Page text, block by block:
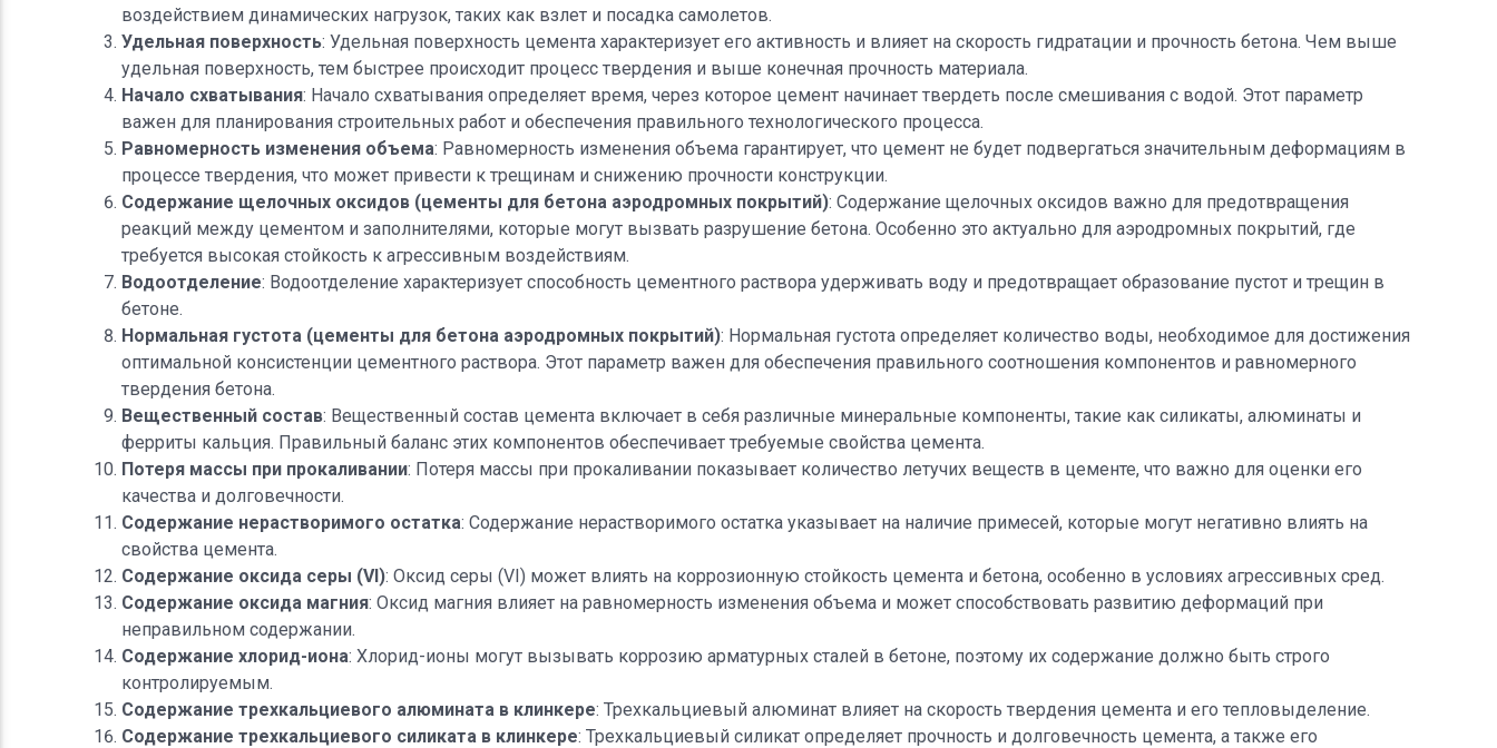
воздействием динамических нагрузок, таких как взлет и посадка самолетов.
Удельная поверхность: Удельная поверхность цемента характеризует его активность и влияет на скорость гидратации и прочность бетона. Чем выше
удельная поверхность, тем быстрее происходит процесс твердения и выше конечная прочность материала.
Начало схватывания: Начало схватывания определяет время, через которое цемент начинает твердеть после смешивания с водой. Этот параметр
важен для планирования строительных работ и обеспечения правильного технологического процесса.
Равномерность изменения объема: Равномерность изменения объема гарантирует, что цемент не будет подвергаться значительным деформациям в
процессе твердения, что может привести к трещинам и снижению прочности конструкции.
Содержание щелочных оксидов (цементы для бетона аэродромных покрытий): Содержание щелочных оксидов важно для предотвращения
реакций между цементом и заполнителями, которые могут вызвать разрушение бетона. Особенно это актуально для аэродромных покрытий, где
требуется высокая стойкость к агрессивным воздействиям.
Водоотделение: Водоотделение характеризует способность цементного раствора удерживать воду и предотвращает образование пустот и трещин в
бетоне.
Нормальная густота (цементы для бетона аэродромных покрытий): Нормальная густота определяет количество воды, необходимое для достижения
оптимальной консистенции цементного раствора. Этот параметр важен для обеспечения правильного соотношения компонентов и равномерного
твердения бетона.
Вещественный состав: Вещественный состав цемента включает в себя различные минеральные компоненты, такие как силикаты, алюминаты и
ферриты кальция. Правильный баланс этих компонентов обеспечивает требуемые свойства цемента.
Потеря массы при прокаливании: Потеря массы при прокаливании показывает количество летучих веществ в цементе, что важно для оценки его
качества и долговечности.
Содержание нерастворимого остатка: Содержание нерастворимого остатка указывает на наличие примесей, которые могут негативно влиять на
свойства цемента.
Содержание оксида серы (VI): Оксид серы (VI) может влиять на коррозионную стойкость цемента и бетона, особенно в условиях агрессивных сред.
Содержание оксида магния: Оксид магния влияет на равномерность изменения объема и может способствовать развитию деформаций при
неправильном содержании.
Содержание хлорид-иона: Хлорид-ионы могут вызывать коррозию арматурных сталей в бетоне, поэтому их содержание должно быть строго
контролируемым.
Содержание трехкальциевого алюмината в клинкере: Трехкальциевый алюминат влияет на скорость твердения цемента и его тепловыделение.
Содержание трехкальциевого силиката в клинкере: Трехкальциевый силикат определяет прочность и долговечность цемента, а также его